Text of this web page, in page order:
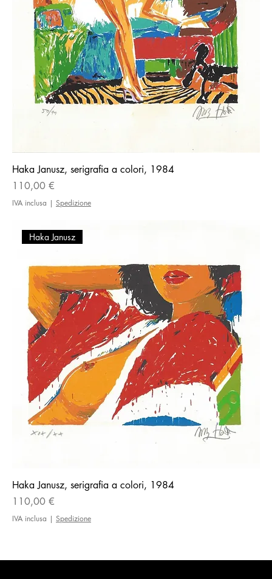
Haka Janusz, serigrafia a colori, 1984
Prezzo
110,00 €
IVA inclusa | Spedizione
Haka Janusz
Haka Janusz, serigrafia a colori, 1984
Prezzo
110,00 €
IVA inclusa | Spedizione